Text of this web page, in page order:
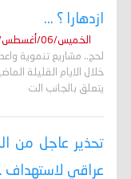
ازدهارا ؟ ...
الخميس/06/أغسطس/2026 - 11:33 م
لحج.. مشاريع تنموية
خلال الايام القليلة
يتعلق بالجانب الت
تحذير عاجل من
عراقي لاستهداف